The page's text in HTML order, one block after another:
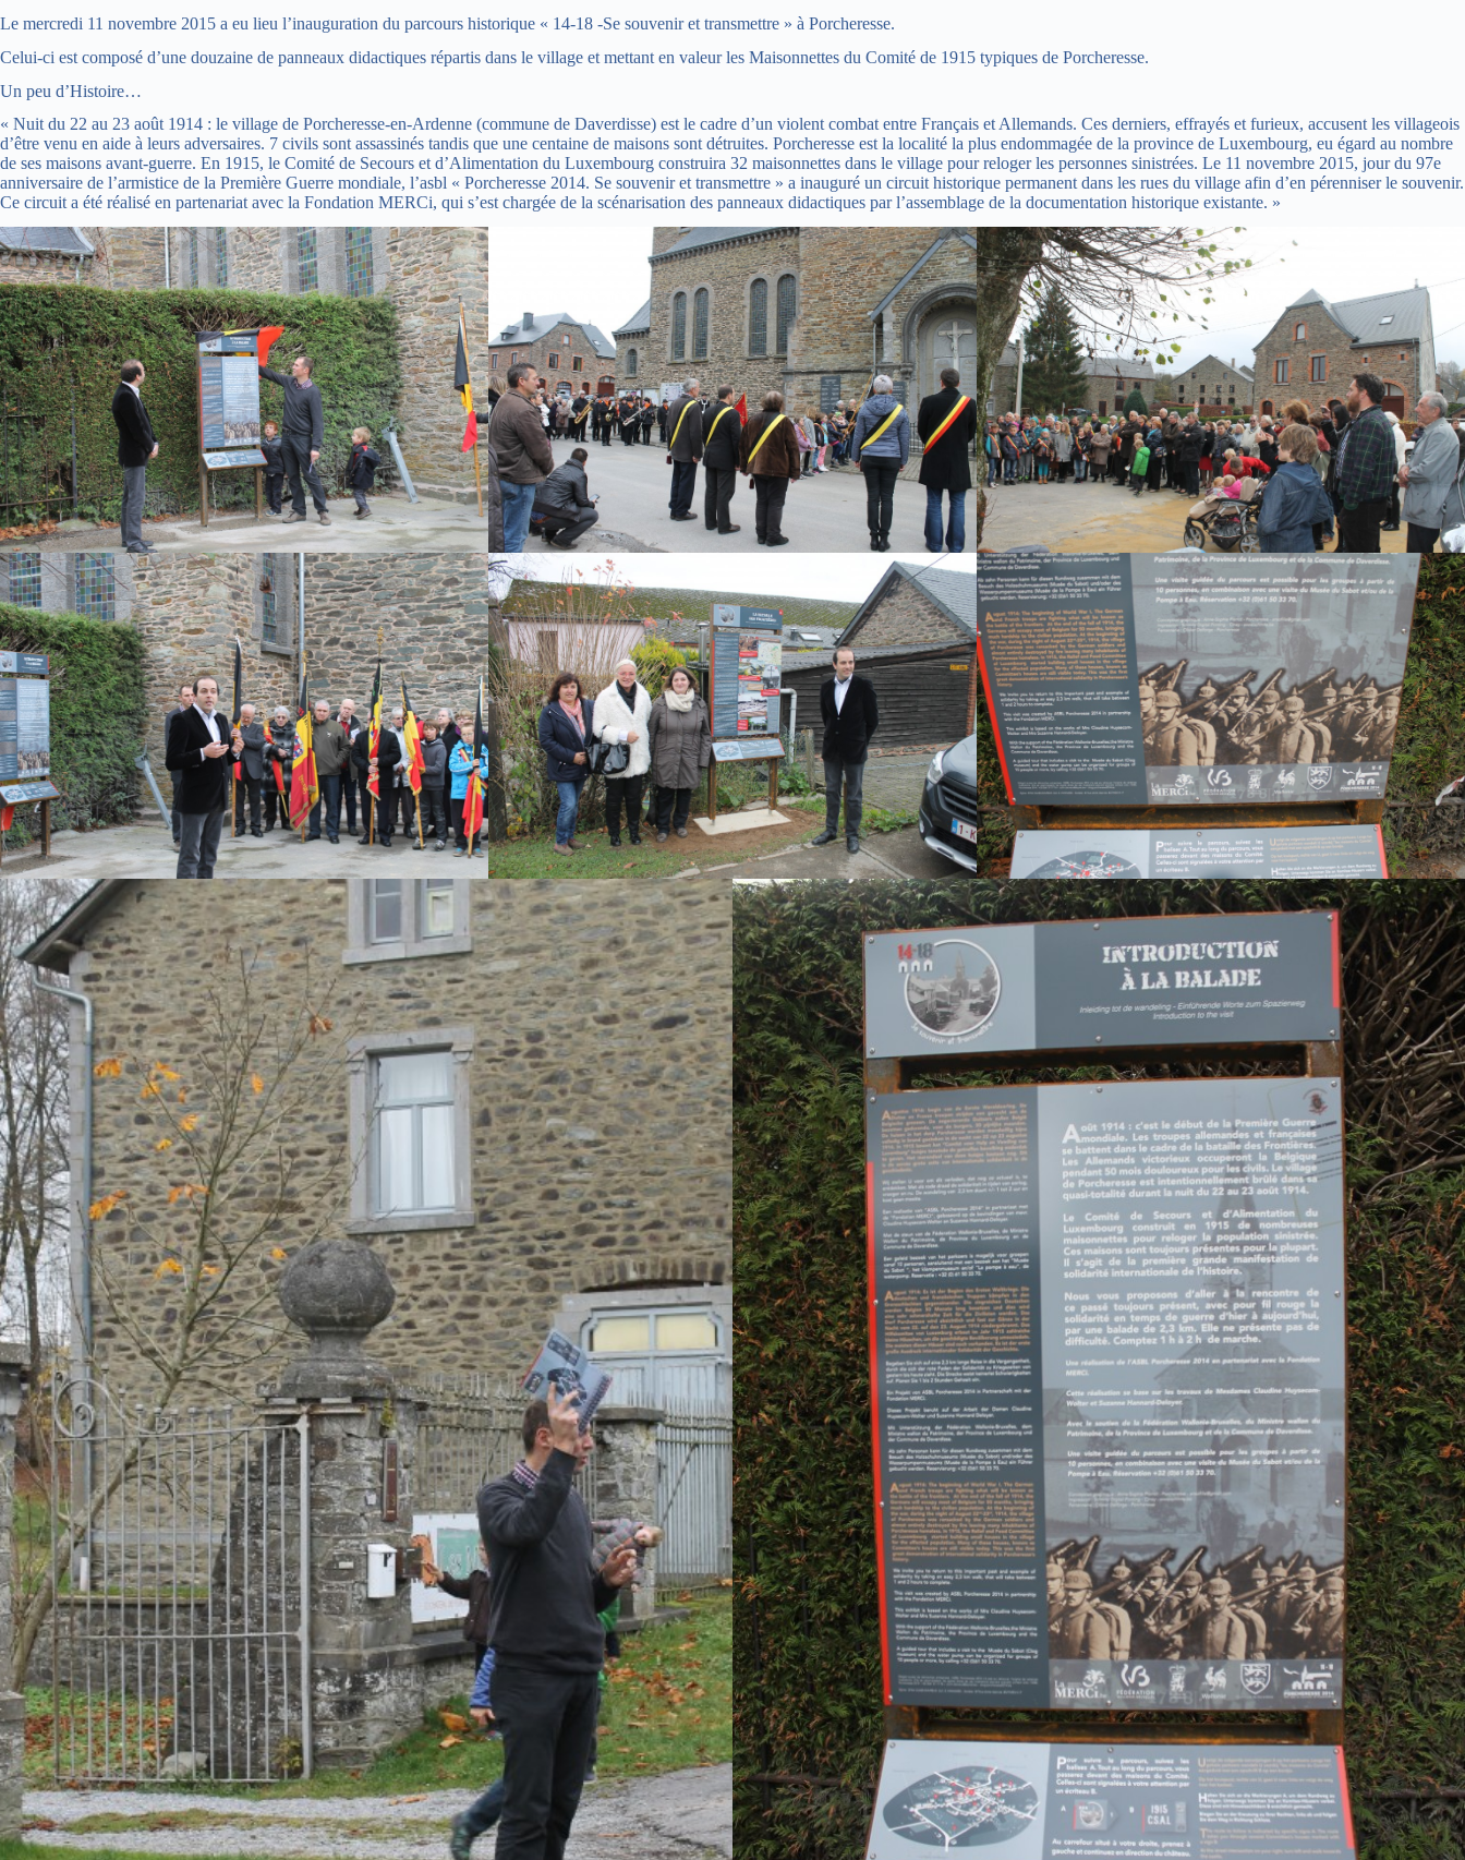
Le mercredi 11 novembre 2015 a eu lieu l’inauguration du parcours historique « 14-18 -Se souvenir et transmettre » à Porcheresse.
Celui-ci est composé d’une douzaine de panneaux didactiques répartis dans le village et mettant en valeur les Maisonnettes du Comité de 1915 typiques de Porcheresse.
Un peu d’Histoire…
« Nuit du 22 au 23 août 1914 : le village de Porcheresse-en-Ardenne (commune de Daverdisse) est le cadre d’un violent combat entre Français et Allemands. Ces derniers, effrayés et furieux, accusent les villageois
d’être venu en aide à leurs adversaires. 7 civils sont assassinés tandis que une centaine de maisons sont détruites. Porcheresse est la localité la plus endommagée de la province de Luxembourg, eu égard au nombre
de ses maisons avant-guerre. En 1915, le Comité de Secours et d’Alimentation du Luxembourg construira 32 maisonnettes dans le village pour reloger les personnes sinistrées. Le 11 novembre 2015, jour du 97e
anniversaire de l’armistice de la Première Guerre mondiale, l’asbl « Porcheresse 2014. Se souvenir et transmettre » a inauguré un circuit historique permanent dans les rues du village afin d’en pérenniser le souvenir.
Ce circuit a été réalisé en partenariat avec la Fondation MERCi, qui s’est chargée de la scénarisation des panneaux didactiques par l’assemblage de la documentation historique existante. »